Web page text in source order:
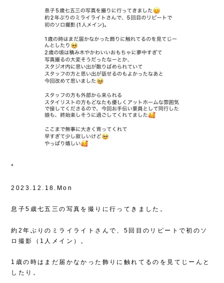
*
2023.12.18.Mon
息子5歳七五三の写真を撮りに行ってきました。
約2年ぶりのミライライトさんで、5回目のリピートで初のソ
ロ撮影（1人メイン）。
1歳の時はまだ届かなかった飾りに触れてるのを見てじーんと
したり。